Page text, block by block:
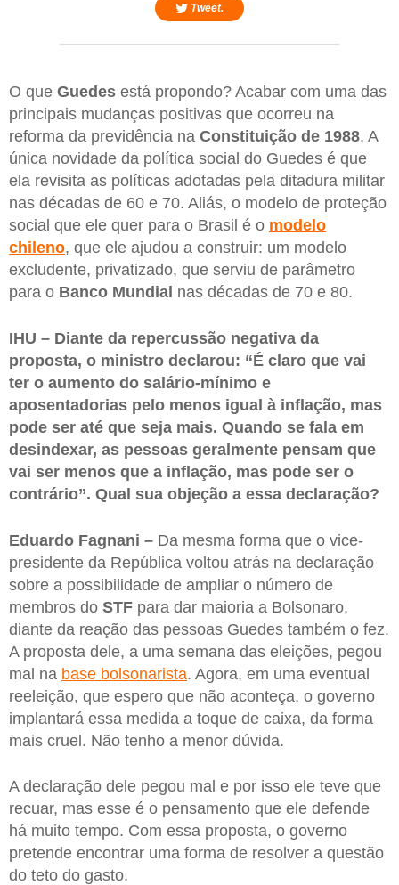
Tweet.
O que Guedes está propondo? Acabar com uma das
principais mudanças positivas que ocorreu na
reforma da previdência na Constituição de 1988. A
única novidade da política social do Guedes é que
ela revisita as políticas adotadas pela ditadura militar
nas décadas de 60 e 70. Aliás, o modelo de proteção
social que ele quer para o Brasil é o modelo
chileno, que ele ajudou a construir: um modelo
excludente, privatizado, que serviu de parâmetro
para o Banco Mundial nas décadas de 70 e 80.
IHU – Diante da repercussão negativa da
proposta, o ministro declarou: “É claro que vai
ter o aumento do salário-mínimo e
aposentadorias pelo menos igual à inflação, mas
pode ser até que seja mais. Quando se fala em
desindexar, as pessoas geralmente pensam que
vai ser menos que a inflação, mas pode ser o
contrário”. Qual sua objeção a essa declaração?
Eduardo Fagnani – Da mesma forma que o vice-
presidente da República voltou atrás na declaração
sobre a possibilidade de ampliar o número de
membros do STF para dar maioria a Bolsonaro,
diante da reação das pessoas Guedes também o fez.
A proposta dele, a uma semana das eleições, pegou
mal na base bolsonarista. Agora, em uma eventual
reeleição, que espero que não aconteça, o governo
implantará essa medida a toque de caixa, da forma
mais cruel. Não tenho a menor dúvida.
A declaração dele pegou mal e por isso ele teve que
recuar, mas esse é o pensamento que ele defende
há muito tempo. Com essa proposta, o governo
pretende encontrar uma forma de resolver a questão
do teto do gasto.